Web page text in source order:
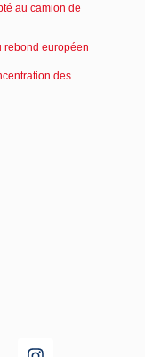
au camion de
rebond européen
des